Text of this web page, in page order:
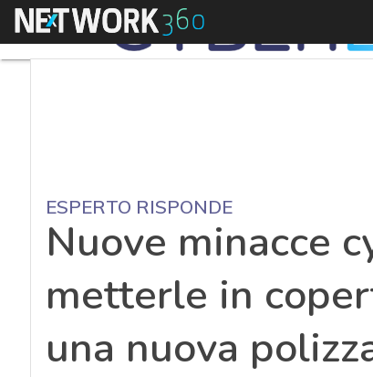
Menu
ESPERTO RISPONDE
Nuove minacce
metterle in
una nuova